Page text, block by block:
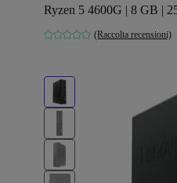
Ryzen 5 4600G | 8 GB |
(Raccolta recensioni)